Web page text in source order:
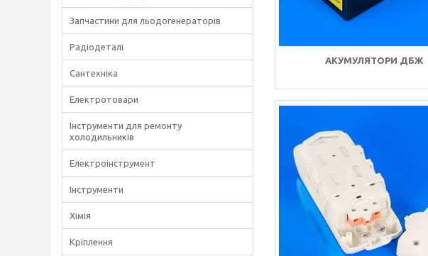
АКУМУЛЯТОРИ ДБЖ
Запчастини для льодогенераторів
Радіодеталі
Сантехніка
Електротовари
Інструменти для ремонту
холодильників
Електроінструмент
Інструменти
Хімія
Кріплення